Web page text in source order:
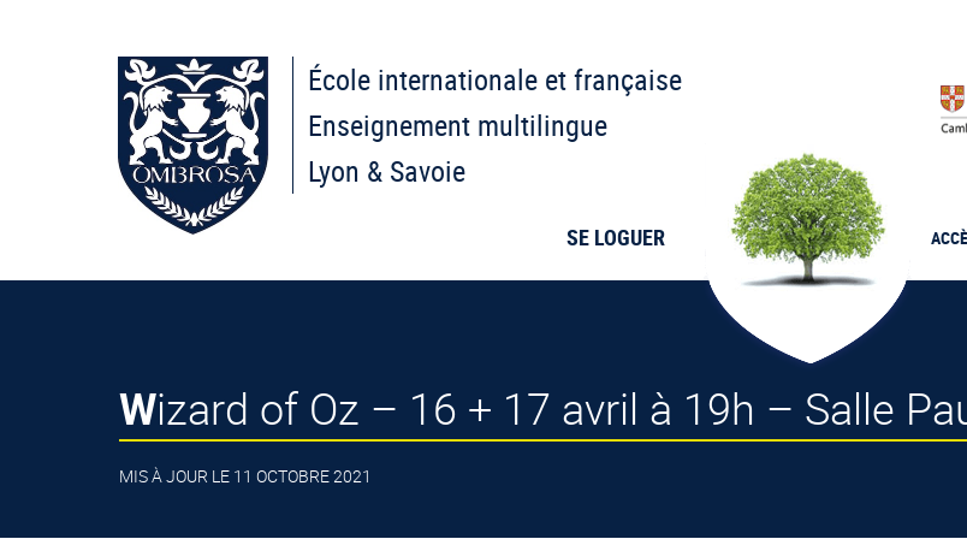
École internationale et française
Enseignement multilingue
Lyon & Savoie
SE LOGUER
Wizard of Oz – 16 + 17 avril à 19h – Salle
MIS À JOUR LE 11 OCTOBRE 2021